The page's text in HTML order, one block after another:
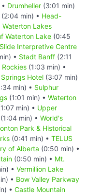
Drumheller (3:01 min)
(2:04 min) • Head-
Waterton Lakes
Waterton Lake (0:45
Interpretive Centre
• Stadt Banff (2:11
(1:03 min) •
Hotel (3:07 min)
min) • Sulphur
(1:01 min) • Waterton
min) • Upper
(1:04 min) • World's
Park & Historical
(0:41 min) • TELUS
of Alberta (0:50 min) •
(0:50 min) • Mt.
• Vermillion Lake
• Bow Valley Parkway
• Castle Mountain